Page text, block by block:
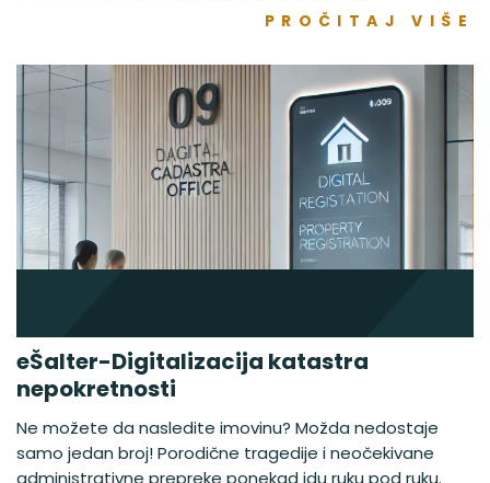
PROČITAJ VIŠE
eŠalter-Digitalizacija katastra
nepokretnosti
Ne možete da nasledite imovinu? Možda nedostaje
samo jedan broj! Porodične tragedije i neočekivane
administrativne prepreke ponekad idu ruku pod ruku.